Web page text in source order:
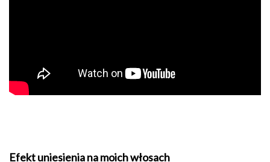
Efekt uniesienia na moich włosach